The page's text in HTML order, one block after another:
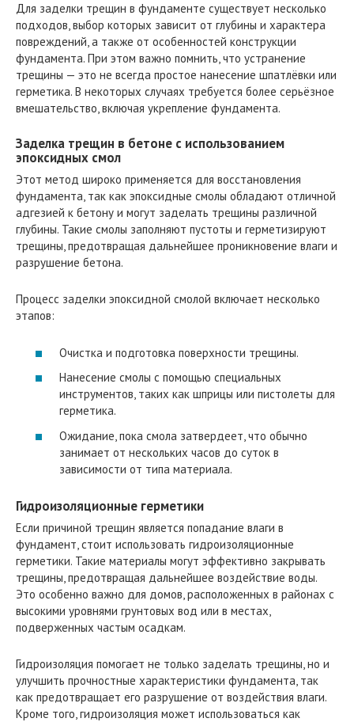
Для заделки трещин в фундаменте существует несколько
подходов, выбор которых зависит от глубины и характера
повреждений, а также от особенностей конструкции
фундамента. При этом важно помнить, что устранение
трещины — это не всегда простое нанесение шпатлёвки или
герметика. В некоторых случаях требуется более серьёзное
вмешательство, включая укрепление фундамента.
Заделка трещин в бетоне с использованием
эпоксидных смол
Этот метод широко применяется для восстановления
фундамента, так как эпоксидные смолы обладают отличной
адгезией к бетону и могут заделать трещины различной
глубины. Такие смолы заполняют пустоты и герметизируют
трещины, предотвращая дальнейшее проникновение влаги и
разрушение бетона.
Процесс заделки эпоксидной смолой включает несколько
этапов:
Очистка и подготовка поверхности трещины.
Нанесение смолы с помощью специальных
инструментов, таких как шприцы или пистолеты для
герметика.
Ожидание, пока смола затвердеет, что обычно
занимает от нескольких часов до суток в
зависимости от типа материала.
Гидроизоляционные герметики
Если причиной трещин является попадание влаги в
фундамент, стоит использовать гидроизоляционные
герметики. Такие материалы могут эффективно закрывать
трещины, предотвращая дальнейшее воздействие воды.
Это особенно важно для домов, расположенных в районах с
высокими уровнями грунтовых вод или в местах,
подверженных частым осадкам.
Гидроизоляция помогает не только заделать трещины, но и
улучшить прочностные характеристики фундамента, так
как предотвращает его разрушение от воздействия влаги.
Кроме того, гидроизоляция может использоваться как